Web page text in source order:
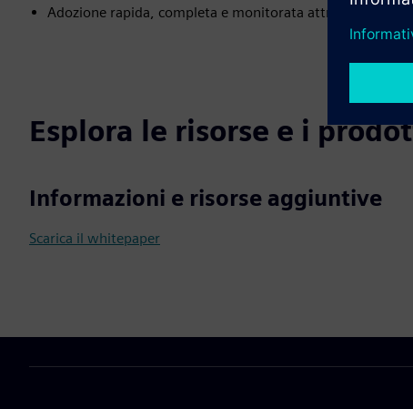
Adozione rapida, completa e monitorata attraverso una
Esplora le risorse e i
Informazioni e risorse aggiuntive
Scarica il whitepaper